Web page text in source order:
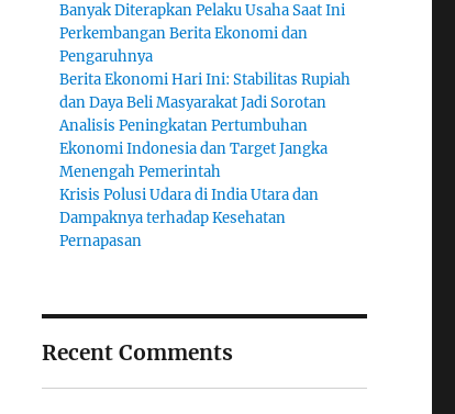
Banyak Diterapkan Pelaku Usaha Saat Ini
Perkembangan Berita Ekonomi dan
Pengaruhnya
Berita Ekonomi Hari Ini: Stabilitas Rupiah
dan Daya Beli Masyarakat Jadi Sorotan
Analisis Peningkatan Pertumbuhan
Ekonomi Indonesia dan Target Jangka
Menengah Pemerintah
Krisis Polusi Udara di India Utara dan
Dampaknya terhadap Kesehatan
Pernapasan
Recent Comments